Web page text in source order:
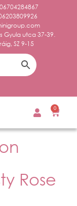
Gyula utca 37-39.
SZ 9-15
0
Rose